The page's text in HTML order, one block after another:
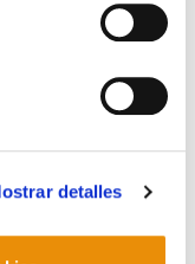
detalles
Tea Party,
que luchar por